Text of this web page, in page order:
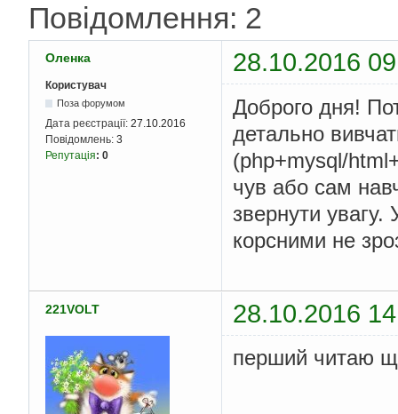
Повідомлення: 2
Оленка 28.10.2016
Користувач
Поза форумом
Дата реєстрації: 27.10.2016
Повідомлень: 3
Репутація: 0
Доброго дня!
детально
(php+mysql/
чув або сам
звернути увагу.
корсними не
221VOLT 28.10.2016
перший читаю